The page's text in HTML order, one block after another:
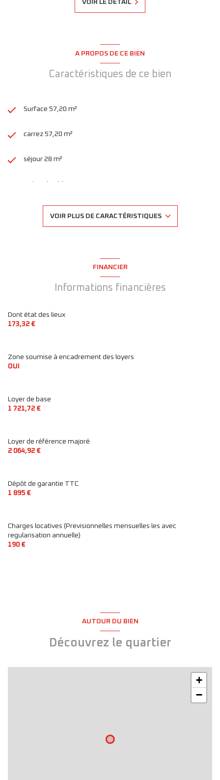
VOIR LE DÉTAIL
A PROPOS DE CE BIEN
Caractéristiques de ce bien
Surface 57,20 m²
carrez 57,20 m²
séjour 28 m²
1 chambre(s)
Chauffage individuel : chaudière (gaz)
1er étage
ascenseur
interphone
VOIR PLUS DE CARACTÉRISTIQUES
FINANCIER
Informations financières
Dont état des lieux
173,32 €
Zone soumise à encadrement des loyers
OUI
Loyer de base
1 721,72 €
Loyer de référence majoré
2 064,92 €
Dépôt de garantie TTC
1 895 €
Charges locatives (Previsionnelles mensuelles les avec
regularisation annuelle)
190 €
AUTOUR DU BIEN
Découvrez le quartier
+
−